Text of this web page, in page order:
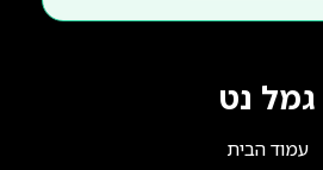
גמל נט
עמוד הבית